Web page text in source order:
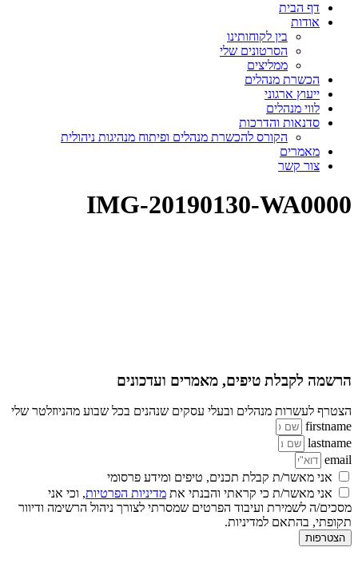
דף הבית
אודות
בין לקוחותינו
הסרטונים שלי
ממליצים
הכשרת מנהלים
ייעוץ ארגוני
לווי מנהלים
סדנאות והדרכות
הקורס להכשרת מנהלים ופיתוח מנהיגות ניהולית
מאמרים
צור קשר
IMG-20190130-WA0000
הרשמה לקבלת טיפים, מאמרים ועדכונים
הצטרף לעשרות מנהלים ובעלי עסקים שנהנים בכל שבוע מהניוזלטר שלי
firstname
lastname
email
אני מאשר/ת קבלת תכנים, טיפים ומידע פרסומי
אני מאשר/ת כי קראתי והבנתי את מדיניות הפרטיות, וכי אני
מסכים/ה לשמירת ועיבוד הפרטים שמסרתי לצורך ניהול הרשימה ודיוור
תקופתי, בהתאם למדיניות.
הצטרפות